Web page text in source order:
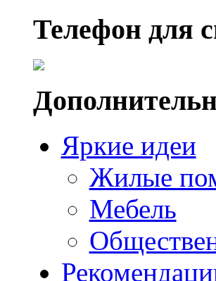
Телефон для
Яркие идеи
Жилые
Мебель